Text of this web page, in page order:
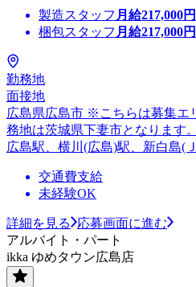
製造スタッフ 月給217,000
梱包スタッフ 月給217,000
勤務地
面接地
広島県広島市 ※こちらは募集エ
務地は茨城県下妻市となります。
広島駅、横川(広島)駅、新白島(
交通費支給
未経験OK
詳細を見る
応募画面に進む
アルバイト・パート
ikka ゆめタウン広島店